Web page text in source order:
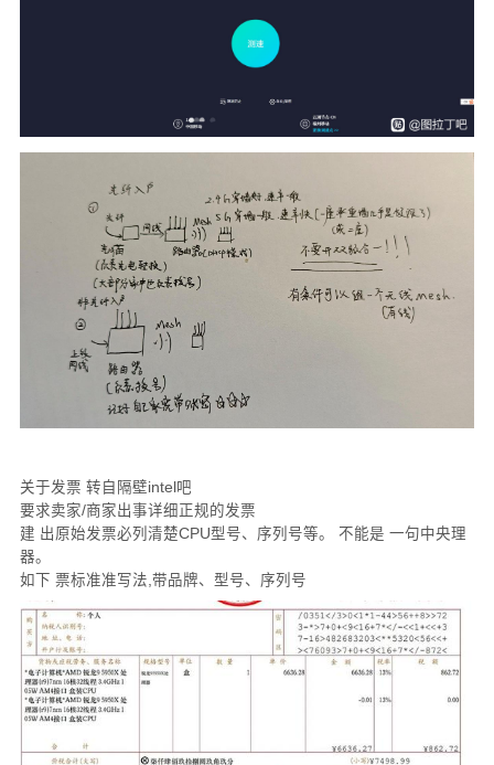
关于发票 转自隔壁intel吧
要求卖家/商家出事详细正规的发票
建 出原始发票必列清楚CPU型号、序列号等。 不能是 一句中央理
器。
如下 票标准准写法,带品牌、型号、序列号